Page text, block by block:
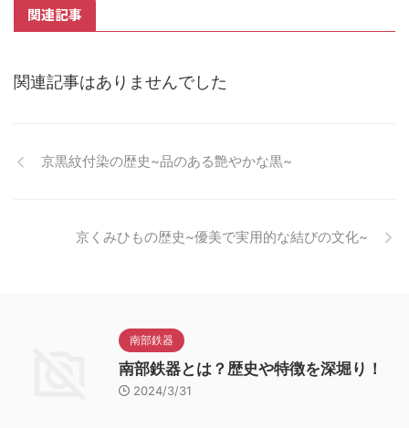
関連記事
関連記事はありませんでした
京黒紋付染の歴史~品のある艶やかな黒~
京くみひもの歴史~優美で実用的な結びの文化~
南部鉄器
南部鉄器とは？歴史や特徴を深堀り！
2024/3/31